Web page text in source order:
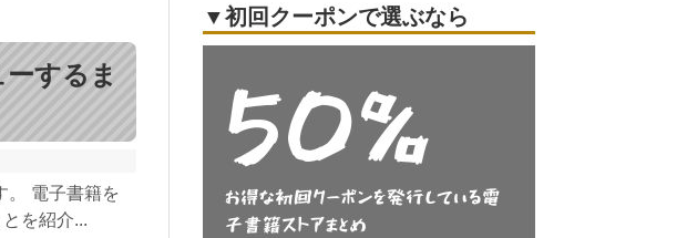
するま
。 電子書籍を
を紹介...
▼初回クーポンで選ぶなら